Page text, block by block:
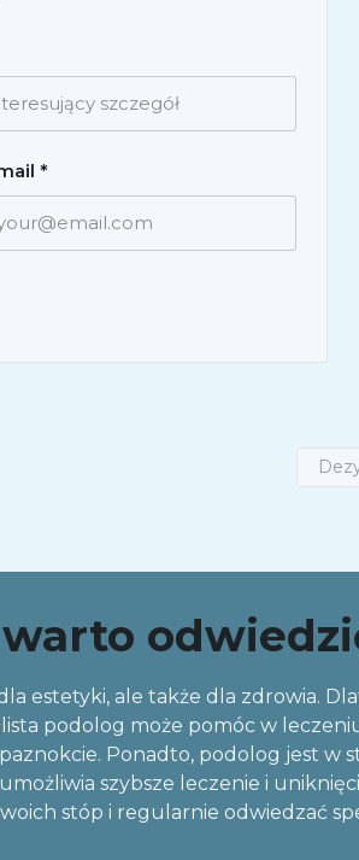
*
estetyki, ale także dla zdrowia.
podolog może pomóc w
Ponadto, podolog jest w
szybsze leczenie i
stóp i regularnie odwiedzać